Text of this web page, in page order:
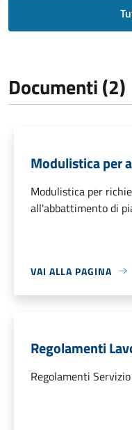
Documenti (2)
Modulistica per
Modulistica per
all'abbattimento di
VAI ALLA PAGINA
Regolamenti
Regolamenti